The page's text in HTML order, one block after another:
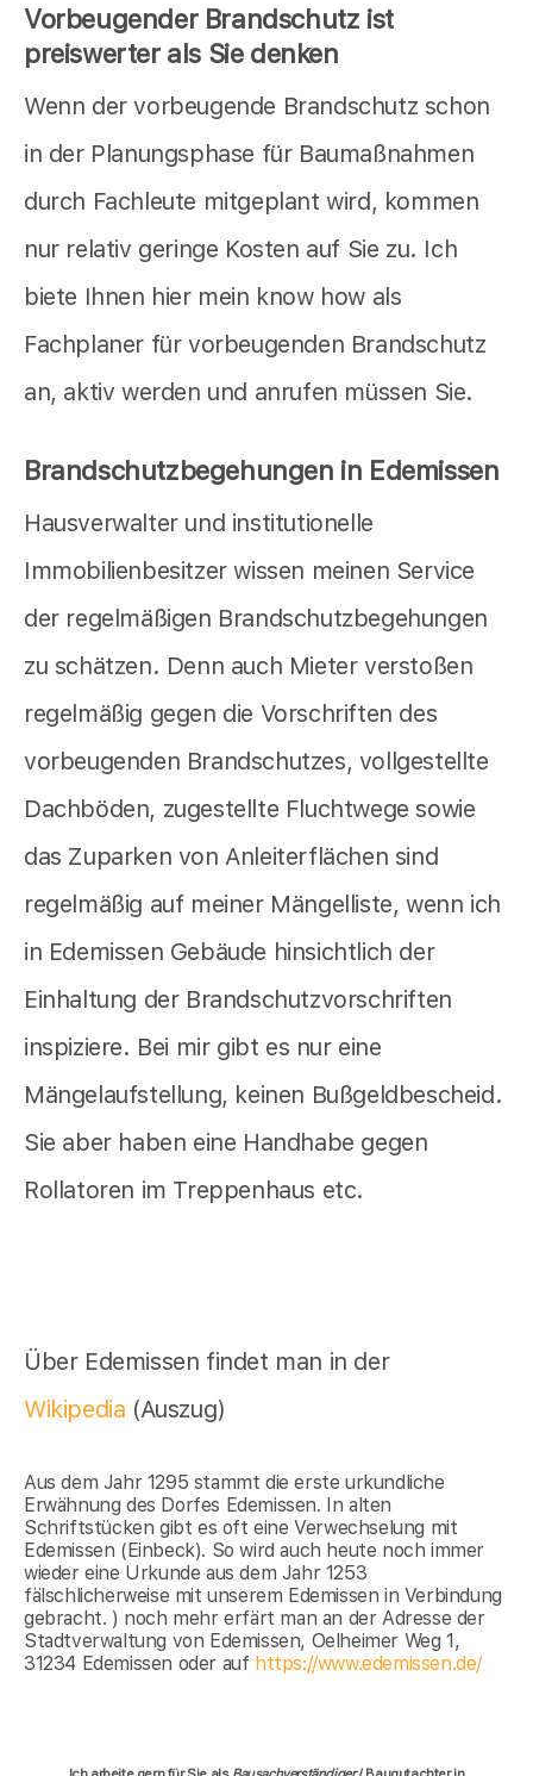
Vorbeugender Brandschutz ist
preiswerter als Sie denken
Wenn der vorbeugende Brandschutz schon
in der Planungsphase für Baumaßnahmen
durch Fachleute mitgeplant wird, kommen
nur relativ geringe Kosten auf Sie zu. Ich
biete Ihnen hier mein know how als
Fachplaner für vorbeugenden Brandschutz
an, aktiv werden und anrufen müssen Sie.
Brandschutzbegehungen in Edemissen
Hausverwalter und institutionelle
Immobilienbesitzer wissen meinen Service
der regelmäßigen Brandschutzbegehungen
zu schätzen. Denn auch Mieter verstoßen
regelmäßig gegen die Vorschriften des
vorbeugenden Brandschutzes, vollgestellte
Dachböden, zugestellte Fluchtwege sowie
das Zuparken von Anleiterflächen sind
regelmäßig auf meiner Mängelliste, wenn ich
in Edemissen Gebäude hinsichtlich der
Einhaltung der Brandschutzvorschriften
inspiziere. Bei mir gibt es nur eine
Mängelaufstellung, keinen Bußgeldbescheid.
Sie aber haben eine Handhabe gegen
Rollatoren im Treppenhaus etc.
Über Edemissen findet man in der
Wikipedia (Auszug)
Aus dem Jahr 1295 stammt die erste urkundliche
Erwähnung des Dorfes Edemissen. In alten
Schriftstücken gibt es oft eine Verwechselung mit
Edemissen (Einbeck). So wird auch heute noch immer
wieder eine Urkunde aus dem Jahr 1253
fälschlicherweise mit unserem Edemissen in Verbindung
gebracht. ) noch mehr erfärt man an der Adresse der
Stadtverwaltung von Edemissen, Oelheimer Weg 1,
31234 Edemissen oder auf https://www.edemissen.de/